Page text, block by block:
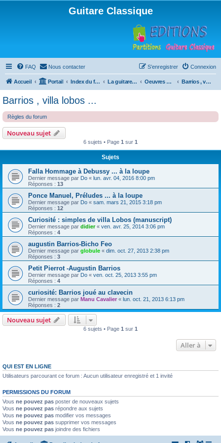
Guitare Classique
FAQ Nous contacter Connexion
S’enregistrer
Accueil Portail Index du forum La guitare : instrument, cours et théorie Oeuvres à la loupe Barrios , villa lobos ...
Barrios , villa lobos ...
Règles du forum
Nouveau sujet
6 sujets • Page 1 sur 1
Sujets
Falla Hommage à Debussy ... à la loupe
Dernier message par Do « lun. avr. 04, 2016 8:00 pm
Réponses : 13
Ponce Manuel, Préludes ... à la loupe
Dernier message par Do « sam. mars 21, 2015 3:18 pm
Réponses : 12
Curiosité : simples de villa Lobos (manuscript)
Dernier message par didier« ven. avr. 25, 2014 3:06 pm
Réponses : 4
augustin Barrios-Bicho Feo
Dernier message par globule « dim. oct. 27, 2013 2:38 pm
Réponses : 3
Petit Pierrot -Augustin Barrios
Dernier message par Do « ven. oct. 25, 2013 3:55 pm
Réponses : 4
curiosité: Barrios joué au clavecin
Dernier message par Manu Cavalier « lun. oct. 21, 2013 6:13 pm
Réponses : 2
Nouveau sujet
6 sujets • Page 1 sur 1
Aller à
QUI EST EN LIGNE
Utilisateurs parcourant ce forum : Aucun utilisateur enregistré et 1 invité
PERMISSIONS DU FORUM
Vous ne pouvez pas poster de nouveaux sujets
Vous ne pouvez pas répondre aux sujets
Vous ne pouvez pas modifier vos messages
Vous ne pouvez pas supprimer vos messages
Vous ne pouvez pas joindre des fichiers